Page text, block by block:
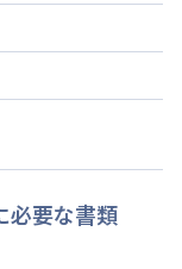
必要な書類